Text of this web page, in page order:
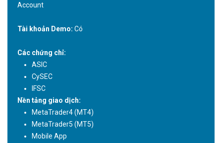
Account
Tài khoản Demo: Có
Các chứng chỉ:
ASIC
CySEC
IFSC
Nền tảng giao dịch:
MetaTrader4 (MT4)
MetaTrader5 (MT5)
Mobile App